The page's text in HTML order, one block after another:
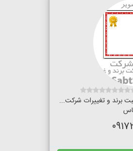
برند و تغییرات شرکت...